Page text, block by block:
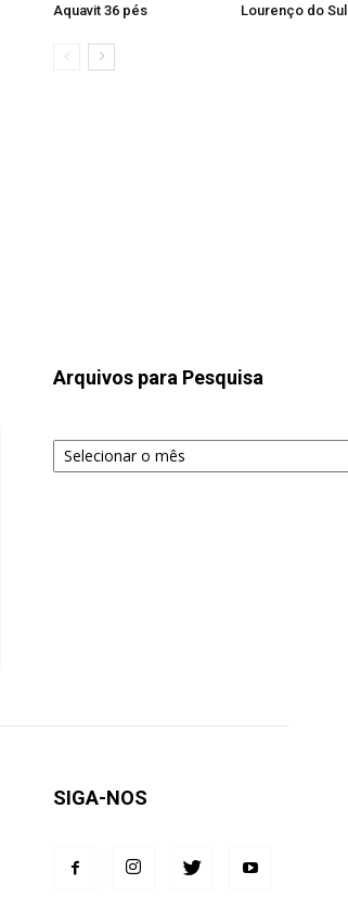
Aquavit 36 pés
Lourenço do Sul
Arquivos para Pesquisa
Arquivos
para
SIGA-NOS